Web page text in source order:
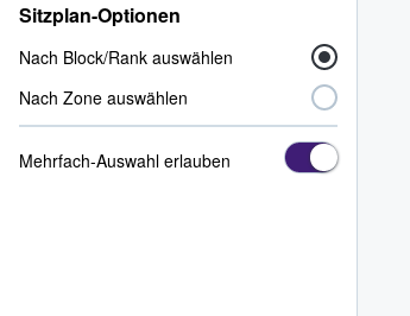
Sitzplan-Optionen
Nach Block/Rank auswählen
Nach Zone auswählen
Mehrfach-Auswahl erlauben